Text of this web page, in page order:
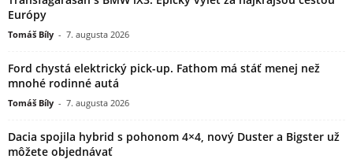
Európy
Tomáš Bíly - 7. augusta 2026
Ford chystá elektrický pick-up. Fathom má stáť menej než
mnohé rodinné autá
Tomáš Bíly - 7. augusta 2026
Dacia spojila hybrid s pohonom 4×4, nový Duster a Bigster už
môžete objednávať